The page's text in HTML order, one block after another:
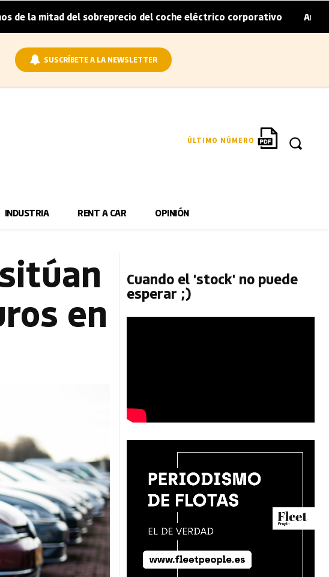
del sobreprecio del coche eléctrico corporativo | Arval convierte
SUSCRÍBETE A LA NEWSLETTER
ÚLTIMO NÚMERO
INDUSTRIA RENT A CAR OPINIÓN
en
Cuando el 'stock' no puede
esperar ;)